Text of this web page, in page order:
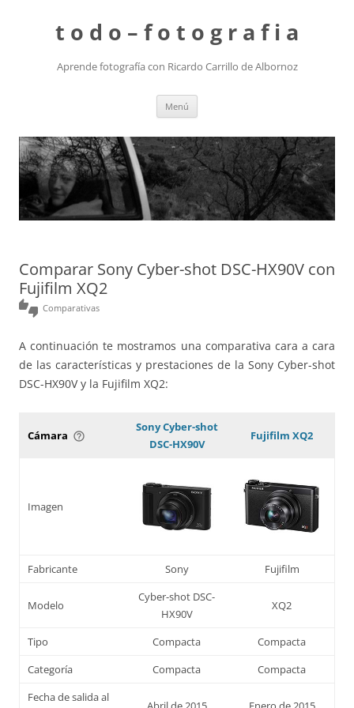
t o d o – f o t o g r a f i a
Aprende fotografía con Ricardo Carrillo de Albornoz
Menú
Comparar Sony Cyber-shot DSC-HX90V con
Fujifilm XQ2
thumbs_up_down Comparativas
A continuación te mostramos una comparativa cara a cara
de las características y prestaciones de la Sony Cyber-shot
DSC-HX90V y la Fujifilm XQ2:
Cámara help_outline
Sony Cyber-shot
DSC-HX90V
Fujifilm XQ2
Imagen
Fabricante Sony Fujifilm
Modelo
Cyber-shot DSC-
HX90V
XQ2
Tipo Compacta
Compacta
Categoría
Compacta
Compacta
Fecha de salida al